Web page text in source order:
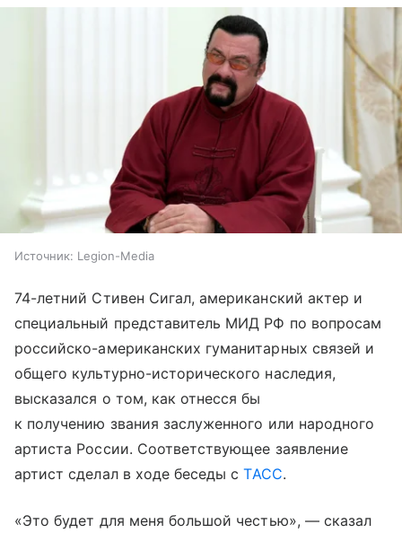
Источник: Legion-Media
74-летний Стивен Сигал, американский актер и
специальный представитель МИД РФ по вопросам
российско-американских гуманитарных связей и
общего культурно-исторического наследия,
высказался о том, как отнесся бы
к получению звания заслуженного или народного
артиста России. Соответствующее заявление
артист сделал в ходе беседы сТАСС.
«Это будет для меня большой честью», — сказал